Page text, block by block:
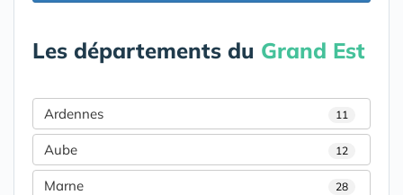
Les départements du Grand Est
Ardennes 11
Aube 12
Marne 28